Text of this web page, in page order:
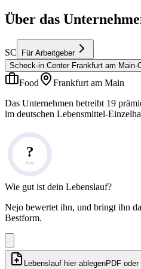
Über das
SC
Für Arbeitgeber
Scheck-in Center Frankfurt am Main-
Food
Frankfurt am Main
Das Unternehmen betreibt 19
im deutschen Lebensmittel-
?
Note
Wie gut ist dein Lebenslauf?
Nejo bewertet ihn, und bringt ihn
Bestform.
Lebenslauf hier ablegenPDF oder